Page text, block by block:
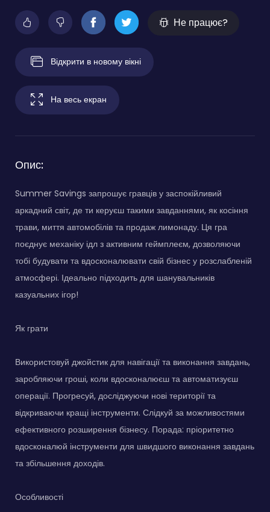
Не працює?
Відкрити в новому вікні
На весь екран
Опис:
Summer Savings запрошує гравців у заспокійливий
аркадний світ, де ти керуєш такими завданнями, як косіння
трави, миття автомобілів та продаж лимонаду. Ця гра
поєднує механіку ідл з активним геймплеєм, дозволяючи
тобі будувати та вдосконалювати свій бізнес у розслабленій
атмосфері. Ідеально підходить для шанувальників
казуальних ігор!
Як грати
Використовуй джойстик для навігації та виконання завдань,
заробляючи гроші, коли вдосконалюєш та автоматизуєш
операції. Прогресуй, досліджуючи нові території та
відкриваючи кращі інструменти. Слідкуй за можливостями
ефективного розширення бізнесу. Порада: пріоритетно
вдосконалюй інструменти для швидшого виконання завдань
та збільшення доходів.
Особливості